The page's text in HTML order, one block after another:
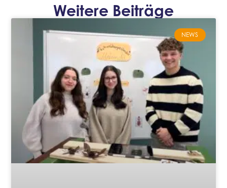
Weitere Beiträge
NEWS